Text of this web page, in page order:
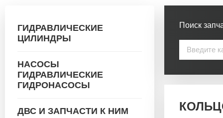
ГИДРАВЛИЧЕСКИЕ
ЦИЛИНДРЫ
НАСОСЫ
ГИДРАВЛИЧЕСКИЕ
ГИДРОНАСОСЫ
ДВС И ЗАПЧАСТИ К НИМ
Поиск